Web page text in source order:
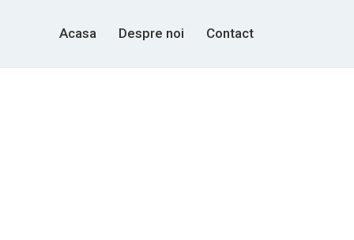
Acasa Despre noi Contact